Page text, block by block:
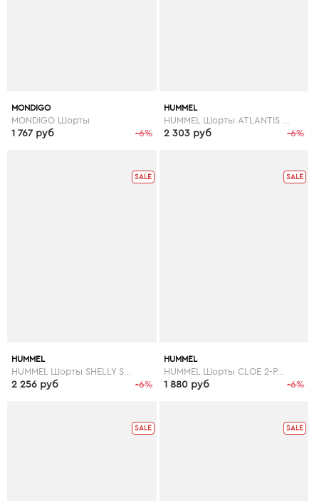
MONDIGO
MONDIGO Шорты
-6%
1 767 руб
HUMMEL
-6%
2 303 руб
SALE
HUMMEL
-6%
2 256 руб
SALE
HUMMEL
HUMMEL Шорты CLOE 2-PACK HOTPANTS ALL YEAR
-6%
1 880 руб
SALE SALE